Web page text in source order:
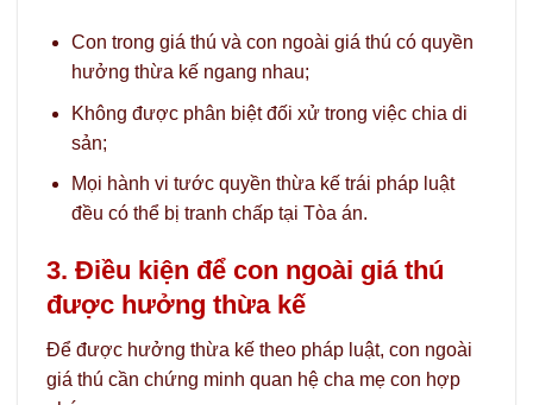
Con trong giá thú và con ngoài giá thú có quyền
hưởng thừa kế ngang nhau;
Không được phân biệt đối xử trong việc chia di
sản;
Mọi hành vi tước quyền thừa kế trái pháp luật
đều có thể bị tranh chấp tại Tòa án.
3. Điều kiện để con ngoài giá thú
được hưởng thừa kế
Để được hưởng thừa kế theo pháp luật, con ngoài
giá thú cần chứng minh quan hệ cha mẹ con hợp